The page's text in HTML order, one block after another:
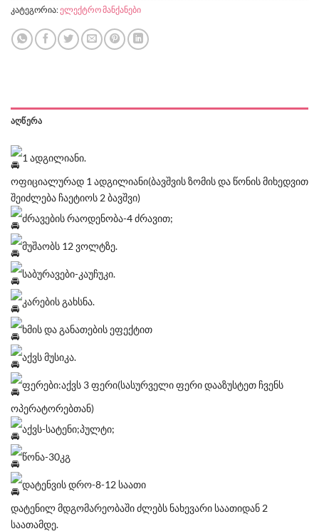
კატეგორია: ელექტრო მანქანები
ᲐᲦᲬᲔᲠᲐ
1 ადგილიანი.
ოფიციალურად 1 ადგილიანი(ბავშვის ზომის და წონის მიხედვით
შეიძლება ჩაეტიოს 2 ბავშვი)
ძრავების რაოდენობა-4 ძრავით;
მუშაობს 12 ვოლტზე.
საბურავები-კაუჩუკი.
კარების გახსნა.
ხმის და განათების ეფექტით
აქვს მუსიკა.
ფერები:აქვს 3 ფერი(სასურველი ფერი დააზუსტეთ ჩვენს
ოპერატორებთან)
აქვს-სატენი;პულტი;
წონა-30კგ
დატენვის დრო-8-12 საათი
დატენილ მდგომარეობაში ძლებს ნახევარი საათიდან 2
საათამდე.